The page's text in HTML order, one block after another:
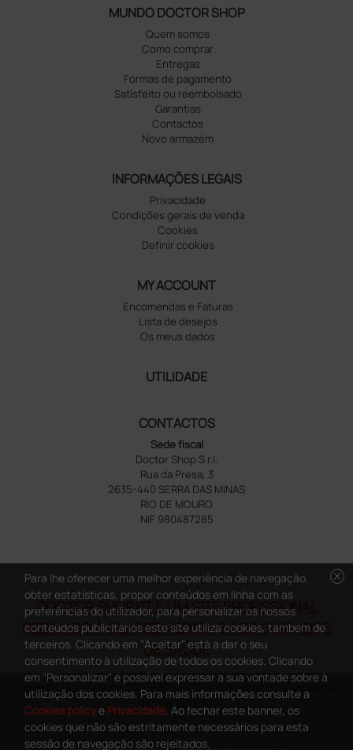
MUNDO DOCTOR SHOP
Quem somos
Como comprar
Entregas
Formas de pagamento
Satisfeito ou reembolsado
Garantias
Contactos
Novo armazém
INFORMAÇÕES LEGAIS
Privacidade
Condições gerais de venda
Cookies
Definir cookies
MY ACCOUNT
Encomendas e Faturas
Lista de desejos
Os meus dados
UTILIDADE
CONTACTOS
Sede fiscal
Doctor Shop S.r.l.
Rua da Presa, 3
2635-440 SERRA DAS MINAS
RIO DE MOURO
NIF 980487285
DOCTOR SHOP.PT É UM SITE PROFISSIONAL
DEDICADO À CLASSE MÉDICA E AOS CUIDADOS
DE SAÚDE
Copyright DoctorShop 2005-2026 - Todos os direitos reservados -
NIF: 980487285
cancel
Para lhe oferecer uma melhor experiência de navegação,
obter estatísticas, propor conteúdos em linha com as
preferências do utilizador, para personalizar os nossos
conteúdos publicitários este site utiliza cookies, também de
terceiros. Clicando em "Aceitar" está a dar o seu
consentimento à utilização de todos os cookies. Clicando
em "Personalizar" é possível expressar a sua vontade sobre à
utilização dos cookies. Para mais informações consulte a
Cookies policye Privacidade. Ao fechar este banner, os
cookies que não são estritamente necessários para esta
sessão de navegação são rejeitados.